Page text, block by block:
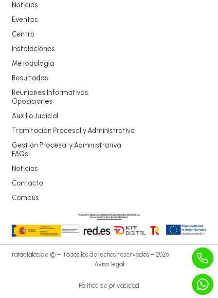
Noticias
Eventos
Centro
Instalaciones
Metodología
Resultados
Reuniones Informativas
Oposiciones
Auxilio Judicial
Tramitación Procesal y Administrativa
Gestión Procesal y Administrativa
FAQs
Noticias
Contacto
Campus
rafaelalcalde © – Todos los derechos reservados – 2026
Aviso legal
Política de privacidad